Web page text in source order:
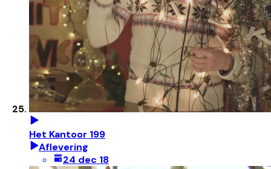
Het Kantoor 199
Aflevering
24 dec 18